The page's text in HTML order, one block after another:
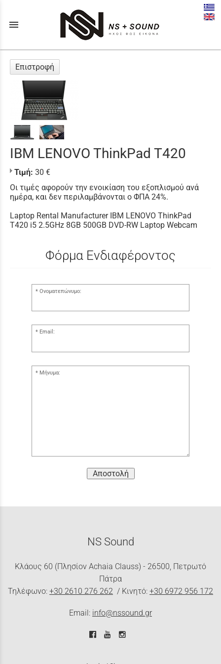
menu
Επιστροφή
IBM LENOVO ThinkPad T420
Τιμή: 30 €
Οι τιμές αφορούν την ενοικίαση του εξοπλισμού ανά
ημέρα, και δεν περιλαμβάνονται ο ΦΠΑ 24%.
Laptop Rental Manufacturer IBM LENOVO ThinkPad
T420 i5 2.5GHz 8GB 500GB DVD-RW Laptop Webcam
Φόρμα Ενδιαφέροντος
Ονοματεπώνυμο:
Email:
Μήνυμα:
Αποστολή
NS Sound
Κλάους 60 (Πλησίον Achaia Clauss) - 26500, Πετρωτό
Πάτρα
Τηλέφωνο: +30 2610 276 262 / Κινητό: +30 6972 956 172
Email: info@nssound.gr